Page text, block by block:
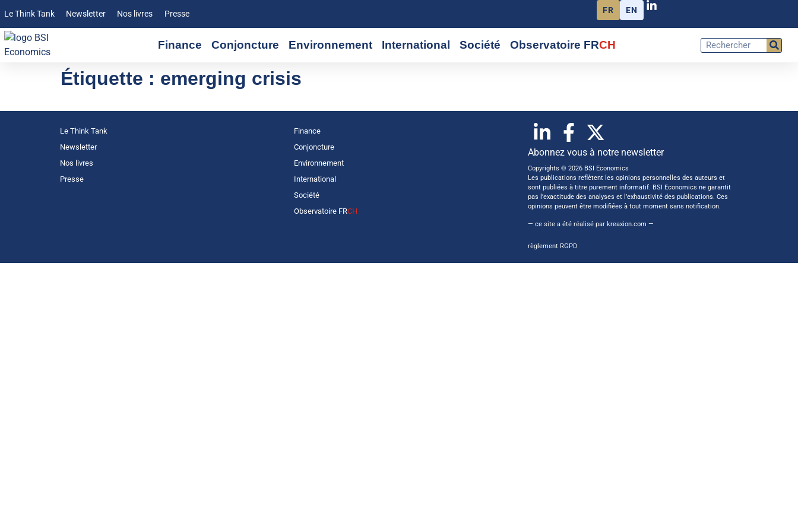
Le Think Tank Newsletter Nos livres Presse FR EN
Finance Conjoncture Environnement International Société Observatoire FRCH
Étiquette : emerging crisis
Le Think Tank
Newsletter
Nos livres
Presse
Finance
Conjoncture
Environnement
International
Société
Observatoire FRCH
Abonnez vous à notre newsletter
Copyrights © 2026 BSI Economics
Les publications reflètent les opinions personnelles des auteurs et
sont publiées à titre purement informatif. BSI Economics ne garantit
pas l’exactitude des analyses et l’exhaustivité des publications. Ces
opinions peuvent être modifiées à tout moment sans notification.
— ce site a été réalisé par kreaxion.com —
règlement RGPD